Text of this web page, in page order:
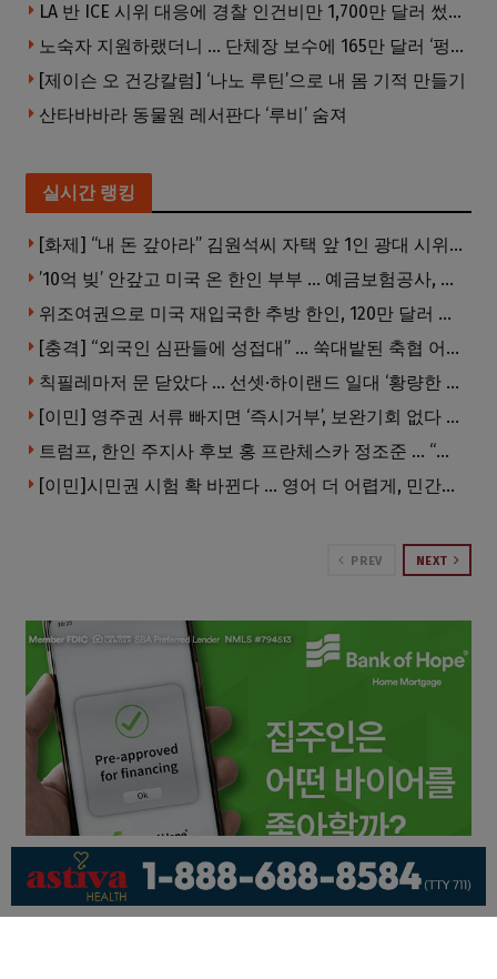
LA 반 ICE 시위 대응에 경찰 인건비만 1,700만 달러 썼다.
노숙자 지원하랬더니 … 단체장 보수에 165만 달러 ‘펑펑’
[제이슨 오 건강칼럼] ‘나노 루틴’으로 내 몸 기적 만들기
산타바바라 동물원 레서판다 ‘루비’ 숨져
실시간 랭킹
[화제] “내 돈 갚아라” 김원석씨 자택 앞 1인 광대 시위 … 한인 투자사, “108만 달러 못받아”
’10억 빚’ 안갚고 미국 온 한인 부부 … 예금보험공사, 미국서 소송
위조여권으로 미국 재입국한 추방 한인, 120만 달러 은행 사기 행각
[충격] “외국인 심판들에 성접대” … 쑥대밭된 축협 어디까지 추락하나
칙필레마저 문 닫았다 … 선셋·하이랜드 일대 ‘황량한 거리’로
[이민] 영주권 서류 빠지면 ‘즉시거부’, 보완기회 없다 … 이민심사 8월부터 확 바뀐다
트럼프, 한인 주지사 후보 홍 프란체스카 정조준 … “미치광이다”
[이민]시민권 시험 확 바뀐다 … 영어 더 어렵게, 민간시험 도입 추진
PREV NEXT